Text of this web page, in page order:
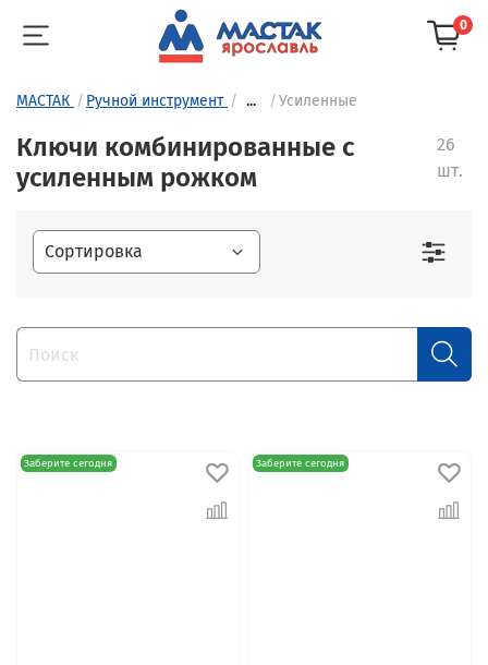
0
МАСТАК Ручной инструмент ... Усиленные
Ключи комбинированные с
усиленным рожком
26
шт.
Заберите сегодня Заберите сегодня